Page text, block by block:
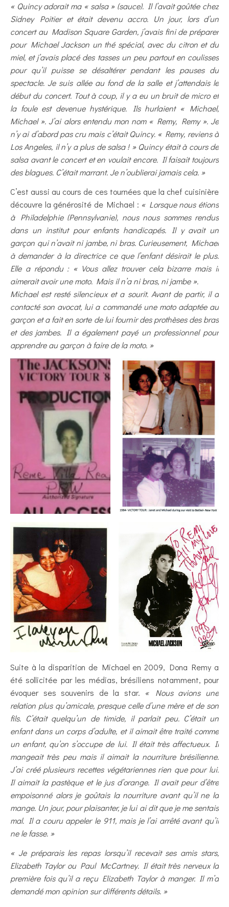
« Quincy adorait ma « salsa » (sauce). Il l’avait goûtée chez
Sidney Poitier et était devenu accro. Un jour, lors d’un
concert au Madison Square Garden, j’avais fini de préparer
pour Michael Jackson un thé spécial, avec du citron et du
miel, et j’avais placé des tasses un peu partout en coulisses
pour qu’il puisse se désaltérer pendant les pauses du
spectacle. Je suis allée au fond de la salle et j’attendais le
début du concert. Tout à coup, il y a eu un bruit de micro et
la foule est devenue hystérique. Ils hurlaient « Michael,
Michael ». J’ai alors entendu mon nom « Remy, Remy ». Je
n’y ai d’abord pas cru mais c’était Quincy. « Remy, reviens à
Los Angeles, il n’y a plus de salsa ! » Quincy était à cours de
salsa avant le concert et en voulait encore. Il faisait toujours
des blagues. C’était marrant. Je n’oublierai jamais cela. »
C’est aussi au cours de ces tournées que la chef cuisinière
découvre la générosité de Michael : « Lorsque nous étions
à Philadelphie (Pennsylvanie), nous nous sommes rendus
dans un institut pour enfants handicapés. Il y avait un
garçon qui n’avait ni jambe, ni bras. Curieusement, Michael
à demander à la directrice ce que l’enfant désirait le plus.
Elle a répondu : « Vous allez trouver cela bizarre mais il
aimerait avoir une moto. Mais il n’a ni bras, ni jambe ».
Michael est resté silencieux et a sourit. Avant de partir, il a
contacté son avocat, lui a commandé une moto adaptée au
garçon et a fait en sorte de lui fournir des prothèses des bras
et des jambes. Il a également payé un professionnel pour
apprendre au garçon à faire de la moto. »
Suite à la disparition de Michael en 2009, Dona Remy a
été sollicitée par les médias, brésiliens notamment, pour
évoquer ses souvenirs de la star. « Nous avions une
relation plus qu’amicale, presque celle d’une mère et de son
fils. C’était quelqu’un de timide, il parlait peu. C’était un
enfant dans un corps d’adulte, et il aimait être traité comme
un enfant, qu’on s’occupe de lui. Il était très affectueux. Il
mangeait très peu mais il aimait la nourriture brésilienne.
J’ai créé plusieurs recettes végétariennes rien que pour lui.
Il aimait la pastèque et le jus d’orange. Il avait peur d’être
empoisonné alors je goûtais la nourriture avant qu’il ne la
mange. Un jour, pour plaisanter, je lui ai dit que je me sentais
mal. Il a couru appeler le 911, mais je l’ai arrêté avant qu’il
ne le fasse. »
« Je préparais les repas lorsqu’il recevait ses amis stars,
Elizabeth Taylor ou Paul McCartney. Il était très nerveux la
première fois qu’il a reçu Elizabeth Taylor à manger. Il m’a
demandé mon opinion sur différents détails. »